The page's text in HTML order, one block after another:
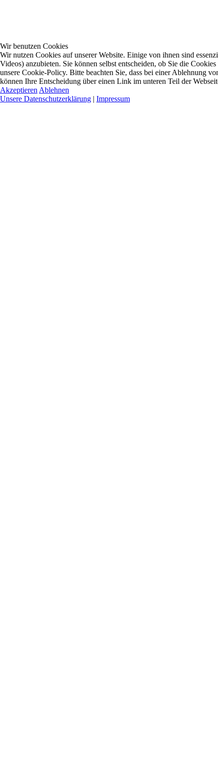
Wir benutzen Cookies
Wir nutzen Cookies auf unserer Website. Einige von ihnen sind
Videos) anzubieten. Sie können selbst entscheiden, ob Sie die
unsere Cookie-Policy. Bitte beachten Sie, dass bei einer Ablehnung
können Ihre Entscheidung über einen Link im unteren Teil der
Akzeptieren Ablehnen
Unsere Datenschutzerklärung | Impressum